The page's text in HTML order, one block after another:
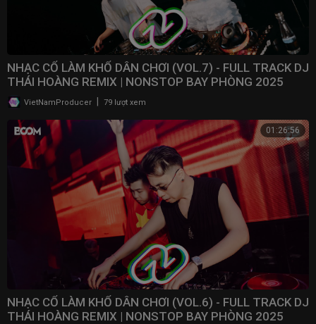
NHẠC CỔ LÀM KHỔ DÂN CHƠI (VOL.7) - FULL TRACK DJ
THÁI HOÀNG REMIX | NONSTOP BAY PHÒNG 2025
VietNamProducer 79 lượt xem
01:26:56
NHẠC CỔ LÀM KHỔ DÂN CHƠI (VOL.6) - FULL TRACK DJ
THÁI HOÀNG REMIX | NONSTOP BAY PHÒNG 2025